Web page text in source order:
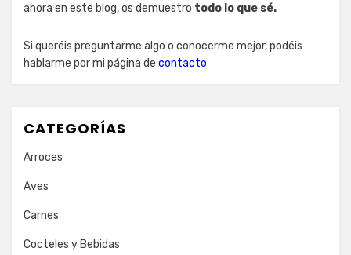
ahora en este blog, os demuestro todo lo que sé.
Si queréis preguntarme algo o conocerme mejor, podéis
hablarme por mi página de contacto
CATEGORÍAS
Arroces
Aves
Carnes
Cocteles y Bebidas